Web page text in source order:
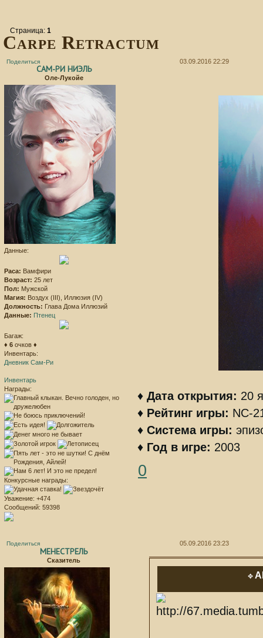
Carpe Retractum
Страница:1
Поделиться 03.09.2016 22:29
САМ-РИ НИЭЛЬ
Оле-Лукойе
Данные:
Раса: Вамфири
Возраст: 25 лет
Пол: Мужской
Магия: Воздух (III), Иллюзия (IV)
Должность: Глава Дома Иллюзий
Данные: Птенец
Багаж:
♦ 6 очков ♦
Инвентарь:
Дневник Сам-Ри
Инвентарь
Награды:
Конкурсные награды:
Уважение: +474
Сообщений: 59398
♦Дата открытия: 20
♦ Рейтинг игры: NC-
♦Система игры:
♦ Год в игре: 2003
0
Поделиться 05.09.2016 23:23
МЕНЕСТРЕЛЬ
Сказитель
✥